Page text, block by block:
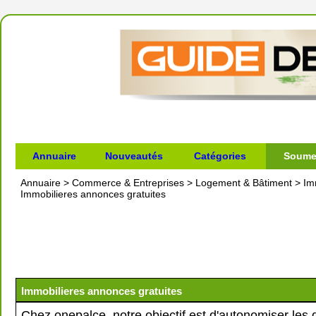
Annuaire Nouveautés Catégories
Annuaire > Commerce & Entreprises > Logement & Bâtiment >
Immobilieres annonces gratuites
Immobilieres annonces gratuites